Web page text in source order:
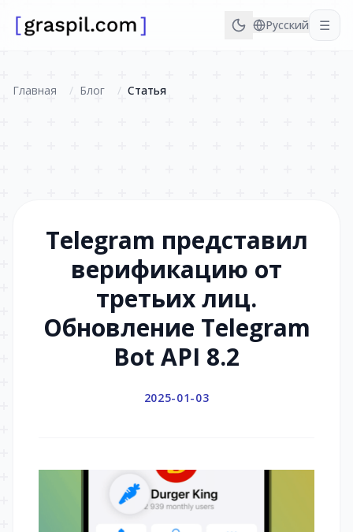
Русский ☰
Главная / Блог / Статья
Telegram представил
верификацию от
третьих лиц.
Обновление Telegram
Bot API 8.2
2025-01-03